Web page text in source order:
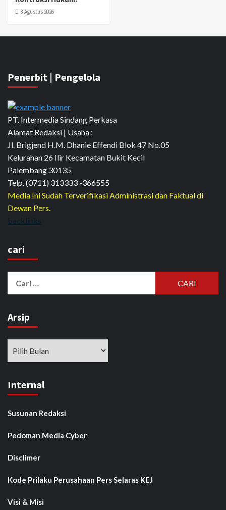
8 Agustus 2026
Penerbit | Pengelola
PT. Intermedia Sindang Perkasa
Alamat Redaksi | Usaha :
Jl. Brigjend H.M. Dhanie Effendi Blok 47 No.05
Kelurahan 26 Ilir Kecamatan Bukit Kecil
Palembang 30135
Telp. (0711) 313333 -366555
Media Ini Sudah Terverifikasi Administrasi dan Faktual di
Dewan Pers.
backlinks
cari
Arsip
Internal
Susunan Redaksi
Pedoman Media Cyber
Disclimer
Kode Prilaku Perusahaan Pers Selaras KEJ
Visi & Misi